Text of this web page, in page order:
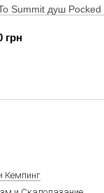
Summit душ Pocked
грн
Кемпинг